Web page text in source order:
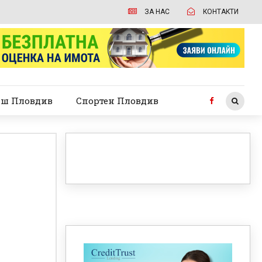
ЗА НАС КОНТАКТИ
Пловдив Спортен Пловдив